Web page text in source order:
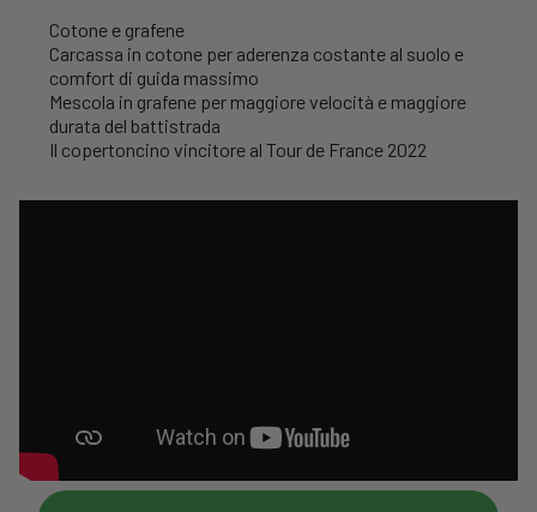
Cotone e grafene
Carcassa in cotone per aderenza costante al suolo e
comfort di guida massimo
Mescola in grafene per maggiore velocità e maggiore
durata del battistrada
Il copertoncino vincitore al Tour de France 2022